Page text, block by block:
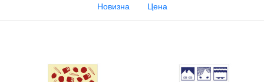
Новизна Цена